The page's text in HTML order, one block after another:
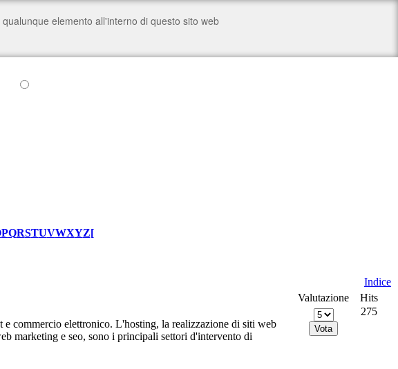
PQRSTUVWXYZ[
Indice
Valutazione
Hits
e commercio elettronico. L'hosting, la realizzazione di siti web
marketing e seo, sono i principali settori d'intervento di
275